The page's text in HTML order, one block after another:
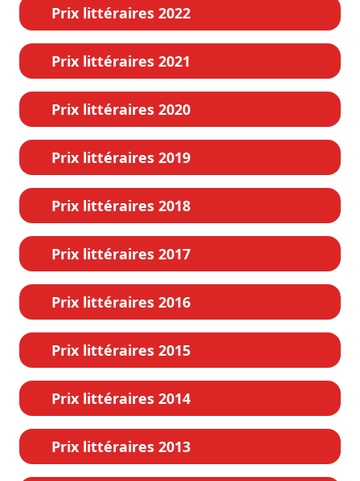
Prix littéraires 2022
Prix littéraires 2021
Prix littéraires 2020
Prix littéraires 2019
Prix littéraires 2018
Prix littéraires 2017
Prix littéraires 2016
Prix littéraires 2015
Prix littéraires 2014
Prix littéraires 2013